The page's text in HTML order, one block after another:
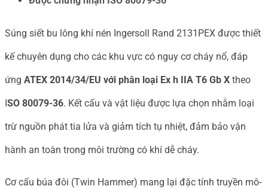
Súng siết bu lông khí nén Ingersoll Rand 2131PEX được thiết
kế chuyên dụng cho các khu vực có nguy cơ cháy nổ, đáp
ứng ATEX 2014/34/EU với phân loại Ex h IIA T6 Gb X theo
ISO 80079-36. Kết cấu và vật liệu được lựa chọn nhằm loại
trừ nguồn phát tia lửa và giảm tích tụ nhiệt, đảm bảo vận
hành an toàn trong môi trường có khí dễ cháy.
Cơ cấu búa đôi (Twin Hammer) mang lại đặc tính truyền mô-